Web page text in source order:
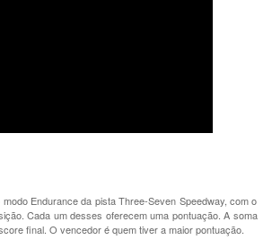
Endurance da pista Three-Seven Speedway, com o
Cada um desses oferecem uma pontuação. A soma
final. O vencedor é quem tiver a maior pontuação.